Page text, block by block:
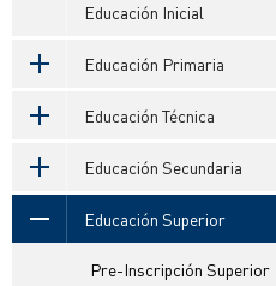
Educación Inicial
Educación Primaria
Educación Técnica
Educación Secundaria
Educación Superior
Pre-Inscripción Superior